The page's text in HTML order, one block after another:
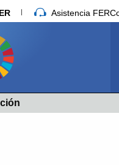
Asistencia